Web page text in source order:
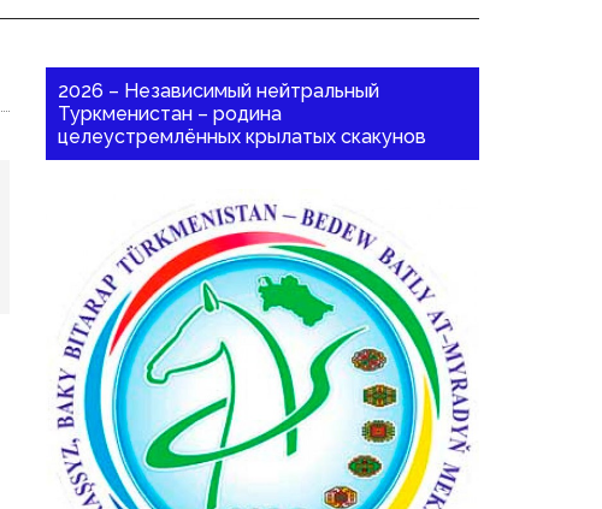
2026 – Независимый нейтральный
Туркменистан – родина
целеустремлённых крылатых скакунов